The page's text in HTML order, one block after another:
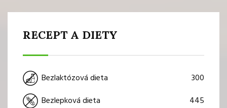
RECEPT A DIETY
Bezlaktózová dieta
300
Bezlepková dieta
445